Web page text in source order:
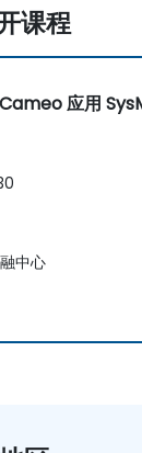
课程
应用
中心